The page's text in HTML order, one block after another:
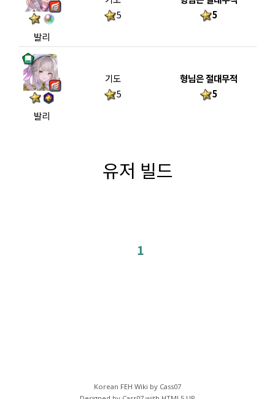
발리
5
5
발리
기도
5
형님은 절대무적
5
유저 빌드
1
Korean FEH Wiki by Cass07